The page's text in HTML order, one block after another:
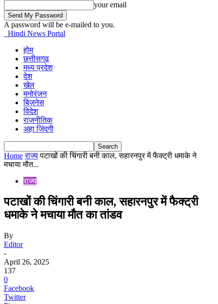
your email
A password will be e-mailed to you.
Hindi News Portal
होम
छत्तीसगढ़
मध्य प्रदेश
देश
खेल
मनोरंजन
बिज़नेस
विदेश
राजनीतिक
अहा जिंदगी
Home राज्य पटाखों की चिंगारी बनी काल, सहारनपुर में फैक्ट्री धमाके ने
मचाया मौत...
राज्य
पटाखों की चिंगारी बनी काल, सहारनपुर में फैक्ट्री
धमाके ने मचाया मौत का तांडव
By
Editor
-
April 26, 2025
137
0
Facebook
Twitter